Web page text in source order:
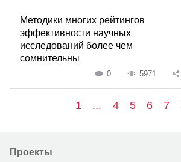
Методики многих рейтингов
эффективности научных
исследований более чем
сомнительны
0 5971
1 ... 4 5 6 7
Проекты